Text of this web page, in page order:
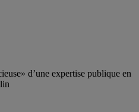
d’une expertise publique en